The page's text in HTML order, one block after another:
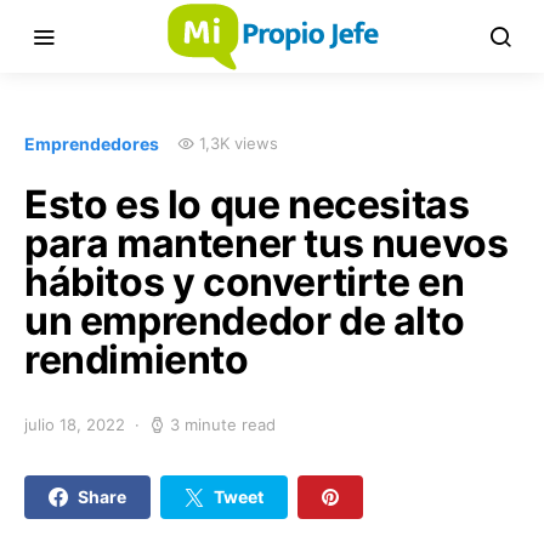
Emprendedores 1,3K views
Esto es lo que necesitas
para mantener tus nuevos
hábitos y convertirte en
un emprendedor de alto
rendimiento
julio 18, 2022 3 minute read
Share Tweet